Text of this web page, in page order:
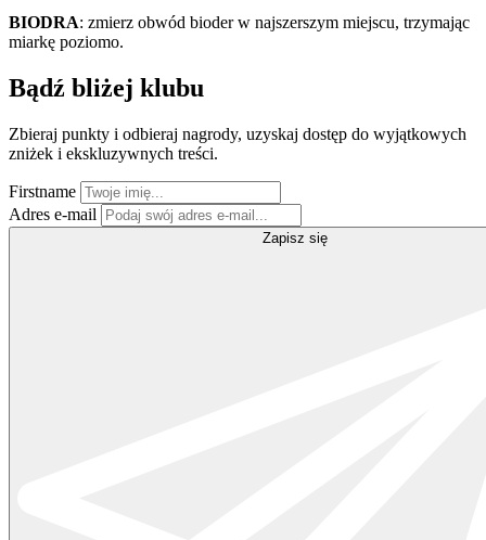
BIODRA: zmierz obwód bioder w najszerszym miejscu, trzymając
miarkę poziomo.
Bądź bliżej klubu
Zbieraj punkty i odbieraj nagrody, uzyskaj dostęp do wyjątkowych
zniżek i ekskluzywnych treści.
Firstname
Adres e-mail
Zapisz się